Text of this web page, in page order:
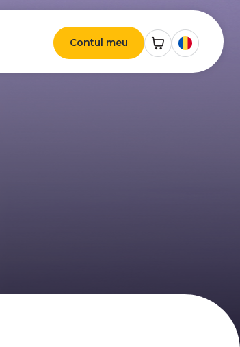
Contul meu